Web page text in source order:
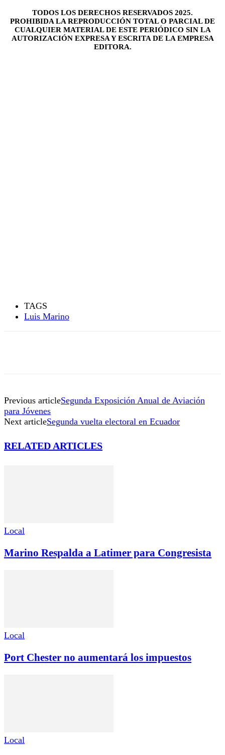
TODOS LOS DERECHOS RESERVADOS 2025.
PROHIBIDA LA REPRODUCCIÓN TOTAL O PARCIAL DE
CUALQUIER MATERIAL DE ESTE PERIÓDICO SIN LA
AUTORIZACIÓN EXPRESA Y ESCRITA DE LA EMPRESA
EDITORA.
TAGS
Luis Marino
Previous articleSegunda Exposición Anual de Aviación
para Jóvenes
Next articleSegunda vuelta electoral en Ecuador
RELATED ARTICLES
Local
Marino Respalda a Latimer para Congresista
Local
Port Chester no aumentará los impuestos
Local